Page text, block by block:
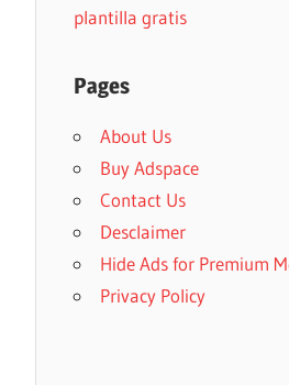
plantilla gratis
Pages
About Us
Buy Adspace
Contact Us
Desclaimer
Hide Ads for Premium
Privacy Policy